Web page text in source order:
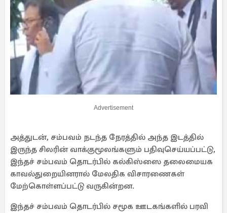
Advertisement
அத்துடன், சம்பவம் நடந்த நேரத்தில் அந்த இடத்தில்
இருந்த சிலரின் வாக்குமூலங்களும் பதிவுசெய்யப்பட்டு,
இந்தச் சம்பவம் தொடர்பில் கல்கிஸ்ஸை தலைமையக
காவல்துறையினரால் மேலதிக விசாரணைகள்
மேற்கொள்ளப்பட்டு வருகின்றன.
இந்தச் சம்பவம் தொடர்பில் சமூக ஊடகங்களில் பரவி